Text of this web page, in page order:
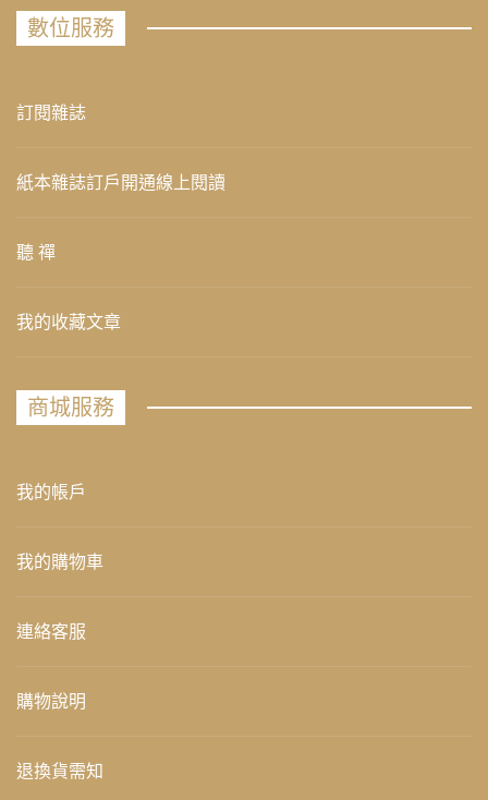
數位服務
訂閱雜誌
紙本雜誌訂戶開通線上閱讀
聽 禪
我的收藏文章
商城服務
我的帳戶
我的購物車
連絡客服
購物說明
退換貨需知